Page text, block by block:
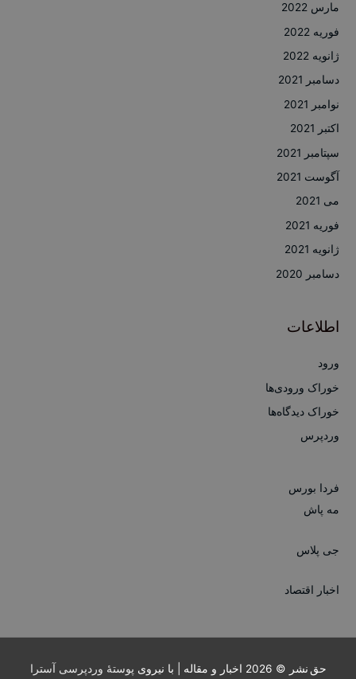
مارس 2022
فوریه 2022
ژانویه 2022
دسامبر 2021
نوامبر 2021
اکتبر 2021
سپتامبر 2021
آگوست 2021
می 2021
فوریه 2021
ژانویه 2021
دسامبر 2020
اطلاعات
ورود
خوراک ورودی‌ها
خوراک دیدگاه‌ها
وردپرس
فردا بورس
مه پاش
جی پلاس
اخبار اقتصاد
حق نشر © 2026 اخبار و مقاله | با نیروی پوستهٔ وردپرسی آسترا